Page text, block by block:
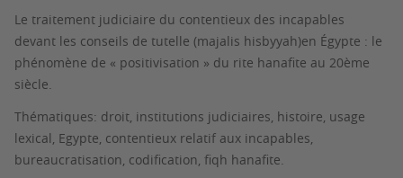
Le traitement judiciaire du contentieux des incapables
devant les conseils de tutelle (majalis hisbyyah)en Égypte : le
phénomène de « positivisation » du rite hanafite au 20ème
siècle.
Thématiques: droit, institutions judiciaires, histoire, usage
lexical, Egypte, contentieux relatif aux incapables,
bureaucratisation, codification, fiqh hanafite.